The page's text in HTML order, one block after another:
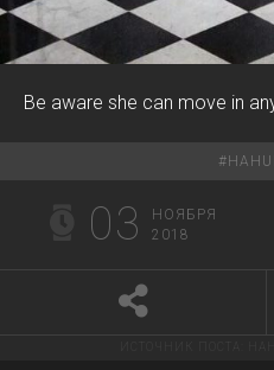
Be aware she can move in
#
03
НОЯБРЯ
2018